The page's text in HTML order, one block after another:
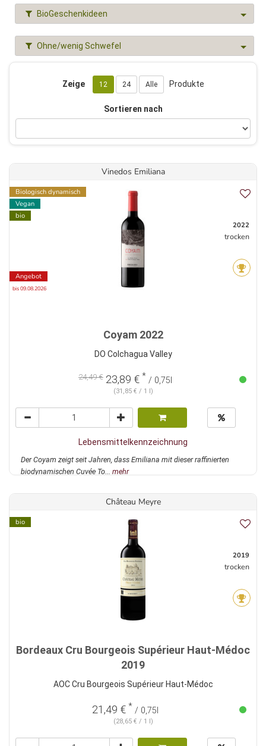
BioGeschenkideen
Ohne/wenig Schwefel
Zeige 12 24 Alle Produkte
Sortieren nach
Vinedos Emiliana
Biologisch dynamisch
Vegan
bio
Angebot
bis 09.08.2026
2022
trocken
Coyam 2022
DO Colchagua Valley
24,49 € 23,89 € * / 0,75l
(31,85 € / 1 l)
Lebensmittelkennzeichnung
Der Coyam zeigt seit Jahren, dass Emiliana mit dieser raffinierten
biodynamischen Cuvée To... mehr
Château Meyre
bio
2019
trocken
Bordeaux Cru Bourgeois Supérieur Haut-Médoc
2019
AOC Cru Bourgeois Supérieur Haut-Médoc
21,49 € * / 0,75l
(28,65 € / 1 l)